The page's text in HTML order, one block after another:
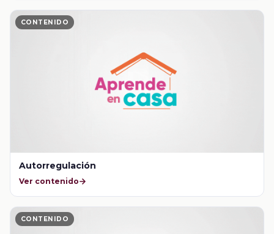
CONTENIDO
Autorregulación
Ver contenido
CONTENIDO